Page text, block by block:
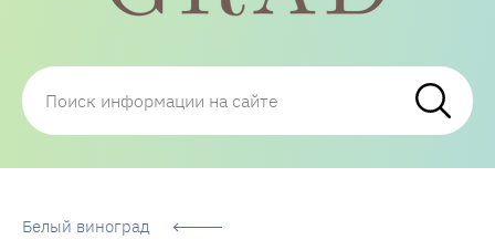
Белый виноград